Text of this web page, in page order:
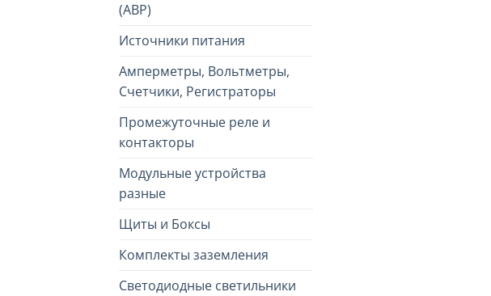
(АВР)
Источники питания
Амперметры, Вольтметры,
Счетчики, Регистраторы
Промежуточные реле и
контакторы
Модульные устройства
разные
Щиты и Боксы
Комплекты заземления
Светодиодные светильники